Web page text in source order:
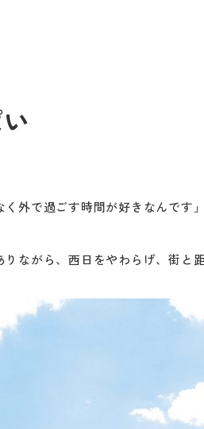
外で過ごす時間が好きなんで
ながら、西日をやわらげ、街